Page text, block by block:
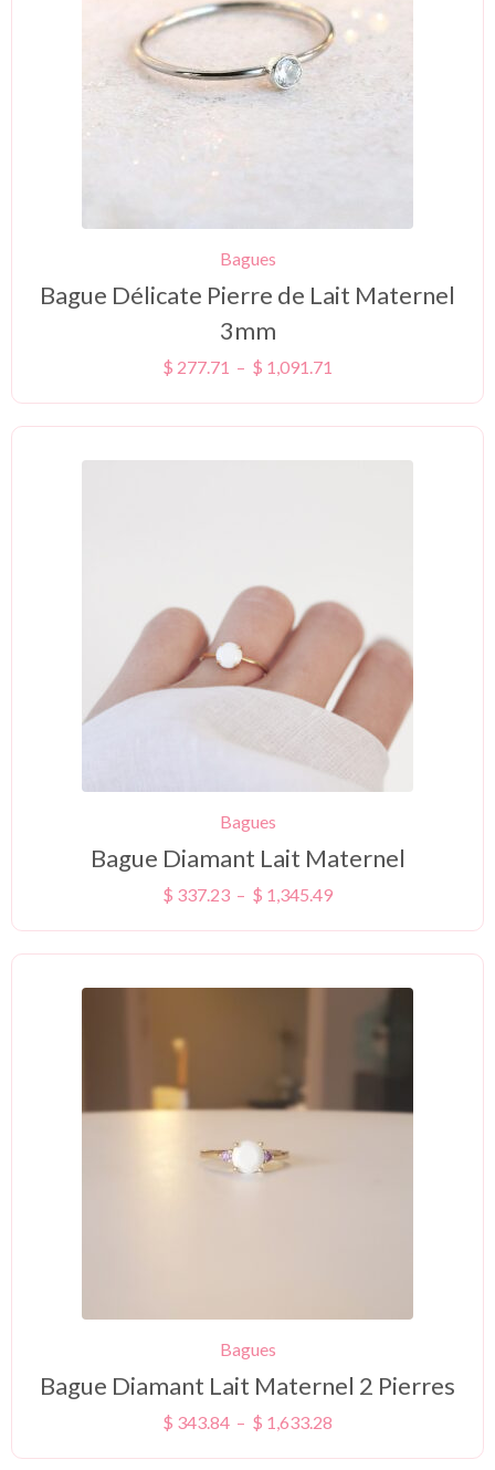
Bagues
Bague Délicate Pierre de Lait Maternel
3mm
$ 277.71 – $ 1,091.71
Bagues
Bague Diamant Lait Maternel
$ 337.23 – $ 1,345.49
Bagues
Bague Diamant Lait Maternel 2 Pierres
$ 343.84 – $ 1,633.28